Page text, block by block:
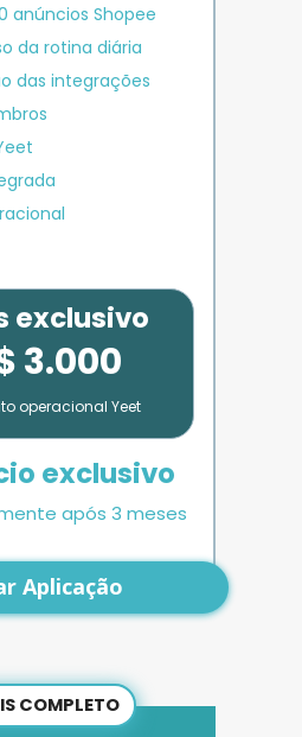
COMPLETO
anúncios Shopee
da rotina diária
das integrações
Aplicação
exclusivo
3.000
operacional Yeet
exclusivo
após 3 meses